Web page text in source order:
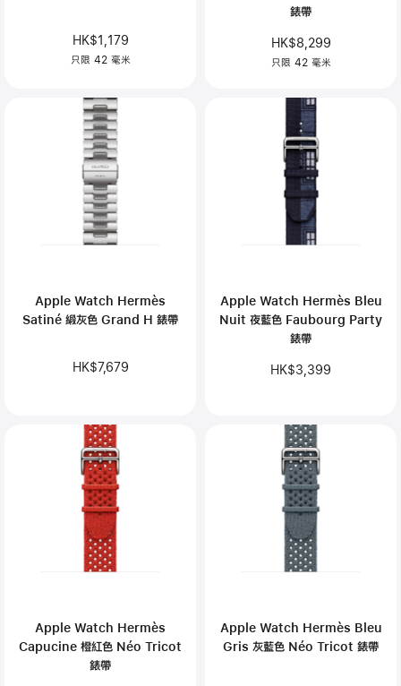
HK$1,179
只限 42 毫米
錶帶
HK$8,299
只限 42 毫米
Apple Watch Hermès
Satiné 緞灰色 Grand H 錶帶
HK$7,679
Apple Watch Hermès Bleu
Nuit 夜藍色 Faubourg Party
錶帶
HK$3,399
Apple Watch Hermès
Capucine 橙紅色 Néo Tricot
錶帶
Apple Watch Hermès Bleu
Gris 灰藍色 Néo Tricot 錶帶